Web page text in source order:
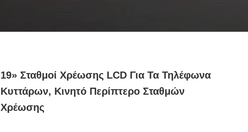
19» Σταθμοί Χρέωσης LCD Για Τα Τηλέφωνα
Κυττάρων, Κινητό Περίπτερο Σταθμών
Χρέωσης